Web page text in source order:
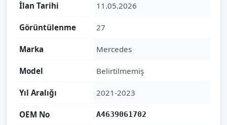
İlan Tarihi 11.05.2026
Görüntülenme 27
Marka Mercedes
Model Belirtilmemiş
Yıl Aralığı 2021-2023
OEM No A4639061702